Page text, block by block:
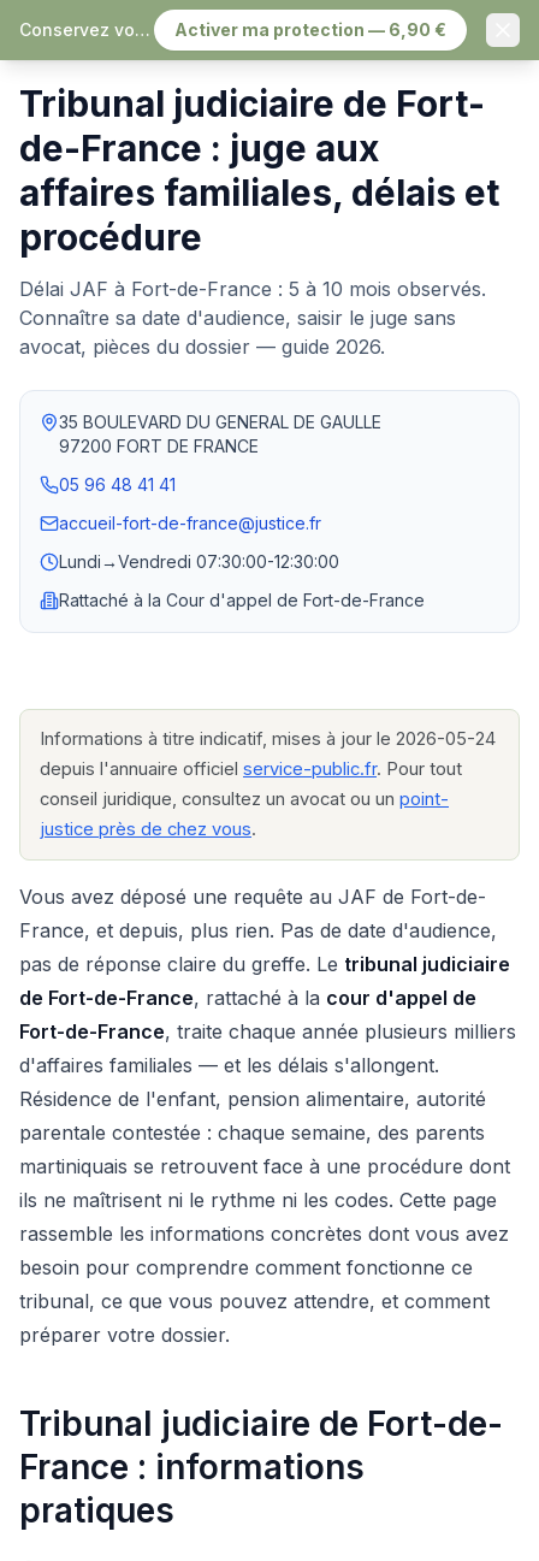
Conservez vos échanges, sereinement Activer ma protection — 6,90 €
Accueil › Tribunaux judiciaires › Fort-de-France
Tribunal judiciaire de Fort-
de-France : juge aux
affaires familiales, délais et
procédure
Délai JAF à Fort-de-France : 5 à 10 mois observés.
Connaître sa date d'audience, saisir le juge sans
avocat, pièces du dossier — guide 2026.
35 BOULEVARD DU GENERAL DE GAULLE
97200 FORT DE FRANCE
05 96 48 41 41
accueil-fort-de-france@justice.fr
Lundi→Vendredi 07:30:00-12:30:00
Rattaché à la Cour d'appel de Fort-de-France
Informations à titre indicatif, mises à jour le 2026-05-24
depuis l'annuaire officiel service-public.fr. Pour tout
conseil juridique, consultez un avocat ou un point-
justice près de chez vous.
Vous avez déposé une requête au JAF de Fort-de-
France, et depuis, plus rien. Pas de date d'audience,
pas de réponse claire du greffe. Le tribunal judiciaire
de Fort-de-France, rattaché à la cour d'appel de
Fort-de-France, traite chaque année plusieurs milliers
d'affaires familiales — et les délais s'allongent.
Résidence de l'enfant, pension alimentaire, autorité
parentale contestée : chaque semaine, des parents
martiniquais se retrouvent face à une procédure dont
ils ne maîtrisent ni le rythme ni les codes. Cette page
rassemble les informations concrètes dont vous avez
besoin pour comprendre comment fonctionne ce
tribunal, ce que vous pouvez attendre, et comment
préparer votre dossier.
Tribunal judiciaire de Fort-de-
France : informations
pratiques